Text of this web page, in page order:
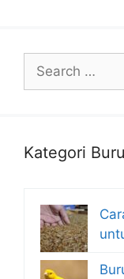
Search
for:
Kategori